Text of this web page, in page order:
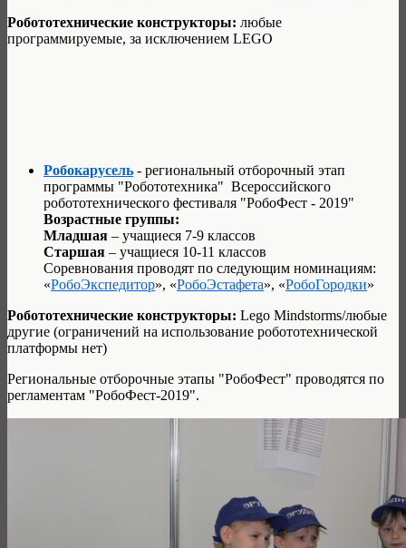
Робототехнические конструкторы: любые
программируемые, за исключением LEGO
Робокарусель - региональный отборочный этап
программы "Робототехника" Всероссийского
робототехнического фестиваля "РобоФест - 2019"
Возрастные группы:
Младшая – учащиеся 7-9 классов
Старшая – учащиеся 10-11 классов
Соревнования проводят по следующим номинациям:
«РобоЭкспедитор», «РобоЭстафета», «РобоГородки»
Робототехнические конструкторы: Lego Mindstorms/любые
другие (ограничений на использование робототехнической
платформы нет)
Региональные отборочные этапы "РобоФест" проводятся по
регламентам "РобоФест-2019".